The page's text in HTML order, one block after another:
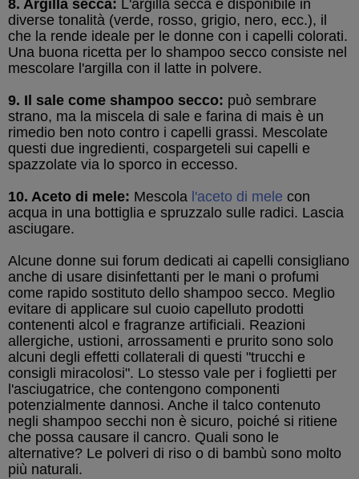
8. Argilla secca: L'argilla secca è disponibile in
diverse tonalità (verde, rosso, grigio, nero, ecc.), il
che la rende ideale per le donne con i capelli colorati.
Una buona ricetta per lo shampoo secco consiste nel
mescolare l'argilla con il latte in polvere.
9. Il sale come shampoo secco: può sembrare
strano, ma la miscela di sale e farina di mais è un
rimedio ben noto contro i capelli grassi. Mescolate
questi due ingredienti, cospargeteli sui capelli e
spazzolate via lo sporco in eccesso.
10. Aceto di mele: Mescola l'aceto di mele con
acqua in una bottiglia e spruzzalo sulle radici. Lascia
asciugare.
Alcune donne sui forum dedicati ai capelli consigliano
anche di usare disinfettanti per le mani o profumi
come rapido sostituto dello shampoo secco. Meglio
evitare di applicare sul cuoio capelluto prodotti
contenenti alcol e fragranze artificiali. Reazioni
allergiche, ustioni, arrossamenti e prurito sono solo
alcuni degli effetti collaterali di questi "trucchi e
consigli miracolosi". Lo stesso vale per i foglietti per
l'asciugatrice, che contengono componenti
potenzialmente dannosi. Anche il talco contenuto
negli shampoo secchi non è sicuro, poiché si ritiene
che possa causare il cancro. Quali sono le
alternative? Le polveri di riso o di bambù sono molto
più naturali.